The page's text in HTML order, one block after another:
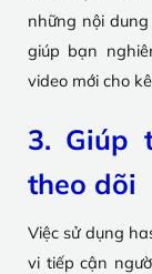
những nội
giúp bạn
video mới cho
3. Giúp
theo dõi
Việc sử dụng
vi tiếp cận